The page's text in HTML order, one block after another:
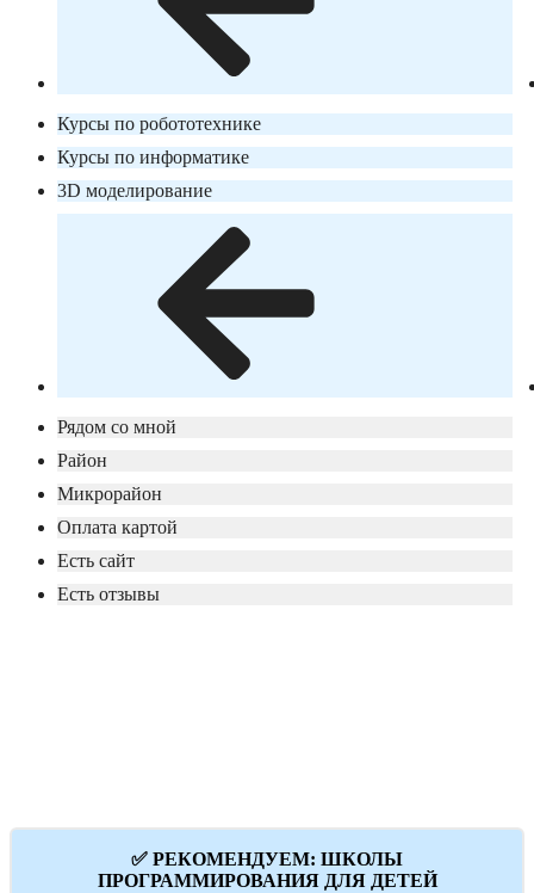
Курсы по робототехнике
Курсы по информатике
3D моделирование
Рядом со мной
Район
Микрорайон
Оплата картой
Есть сайт
Есть отзывы
✅ РЕКОМЕНДУЕМ: ШКОЛЫ
ПРОГРАММИРОВАНИЯ ДЛЯ ДЕТЕЙ